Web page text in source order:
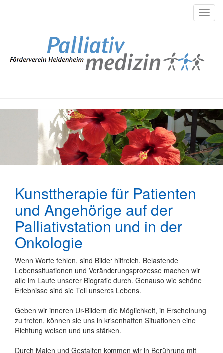
Kunsttherapie für Patienten
und Angehörige auf der
Palliativstation und in der
Onkologie
Wenn Worte fehlen, sind Bilder hilfreich. Belastende
Lebenssituationen und Veränderungsprozesse machen wir
alle im Laufe unserer Biografie durch. Genauso wie schöne
Erlebnisse sind sie Teil unseres Lebens.
Geben wir inneren Ur-Bildern die Möglichkeit, in Erscheinung
zu treten, können sie uns in krisenhaften Situationen eine
Richtung weisen und uns stärken.
Durch Malen und Gestalten kommen wir in Berührung mit